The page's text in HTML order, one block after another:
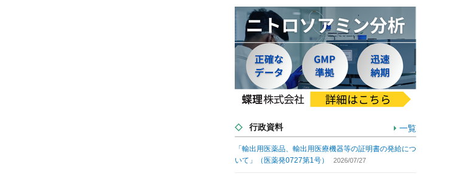
行政資料 一覧
「輸出用医薬品、輸出用医療機器等の証明書の発給につ
いて」（医薬発0727第1号）
2026/07/27